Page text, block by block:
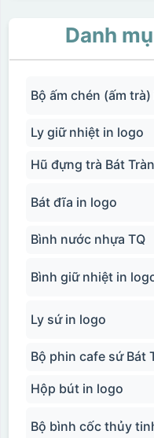
Danh
Bộ ấm chén (ấm
Ly giữ nhiệt in logo
Hũ đựng trà Bát
Bát đĩa in logo
Bình nước nhựa TQ
Bình giữ nhiệt in
Ly sứ in logo
Bộ phin cafe sứ Bát
Hộp bút in logo
Bộ bình cốc thủy